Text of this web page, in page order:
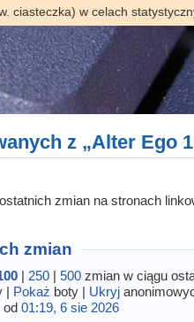
ciasteczka) w celach
z „Alter Ego 1
zmian na stronach
zmian
| 250 |500 zmian w ciągu
| Pokaż boty | Ukryj
od01:19, 6 sie 2026